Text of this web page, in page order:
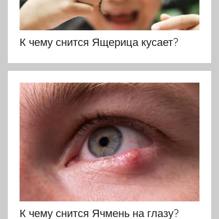
К чему снится Ящерица кусает?
К чему снится Ячмень на глазу?